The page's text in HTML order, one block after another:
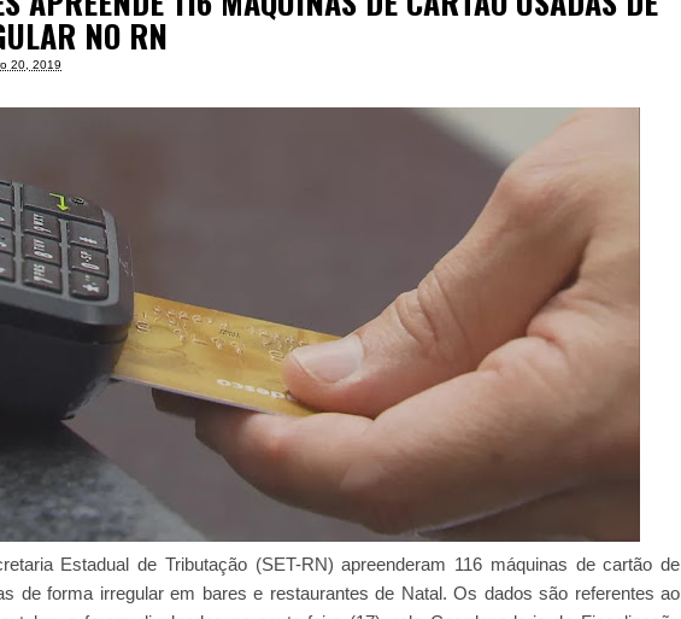
NO RN
20, 2019
Estadual de Tributação (SET-RN) apreenderam 116 máquinas de cartão de
de forma irregular em bares e restaurantes de Natal. Os dados são referentes ao